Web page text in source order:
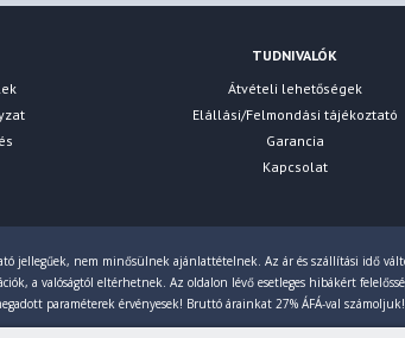
TUDNIVALÓK
Átvételi lehetőségek
Elállási/Felmondási tájékoztató
Garancia
Kapcsolat
jellegűek, nem minősülnek ajánlattételnek. Az ár és szállítási idő
a valóságtól eltérhetnek. Az oldalon lévő esetleges hibákért
paraméterek érvényesek! Bruttó árainkat 27% ÁFÁ-val számoljuk!